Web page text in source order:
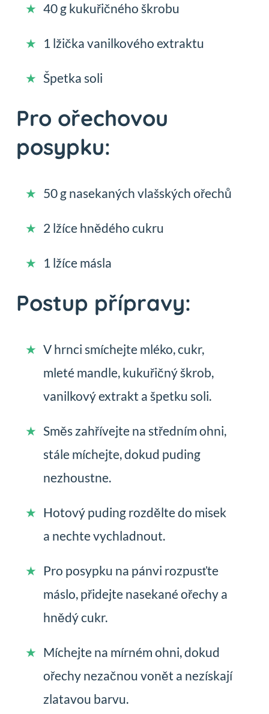
40 g kukuřičného škrobu
1 lžička vanilkového extraktu
Špetka soli
Pro ořechovou
posypku:
50 g nasekaných vlašských ořechů
2 lžíce hnědého cukru
1 lžíce másla
Postup přípravy:
V hrnci smíchejte mléko, cukr,
mleté mandle, kukuřičný škrob,
vanilkový extrakt a špetku soli.
Směs zahřívejte na středním ohni,
stále míchejte, dokud puding
nezhoustne.
Hotový puding rozdělte do misek
a nechte vychladnout.
Pro posypku na pánvi rozpusťte
máslo, přidejte nasekané ořechy a
hnědý cukr.
Míchejte na mírném ohni, dokud
ořechy nezačnou vonět a nezískají
zlatavou barvu.